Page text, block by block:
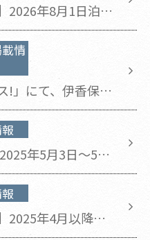
​2026年8月1日泊～
時間が11時から
情
!」にて、伊香保グ
だきました。
年5月3日～5月
金の湯館のご利
2025年4月以降ご